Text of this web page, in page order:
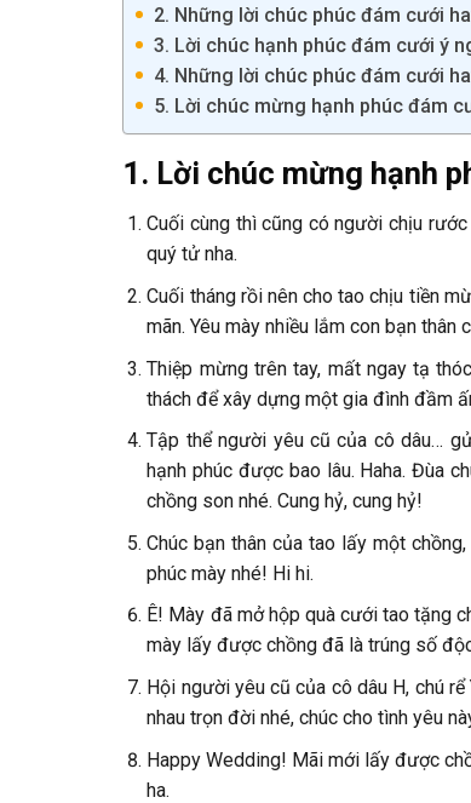
2. Những lời chúc phúc đám cưới
3. Lời chúc hạnh phúc đám cưới ý
4. Những lời chúc phúc đám cưới
5. Lời chúc mừng hạnh phúc đám
1. Lời chúc mừng hạnh
Cuối cùng thì cũng có người chịu
quý tử nha.
Cuối tháng rồi nên cho tao chịu tiền
mãn. Yêu mày nhiều lắm con bạn thân
Thiệp mừng trên tay, mất ngay tạ
thách để xây dựng một gia đình đầm
Tập thể người yêu cũ của cô dâu…
hạnh phúc được bao lâu. Haha. Đùa
chồng son nhé. Cung hỷ, cung hỷ!
Chúc bạn thân của tao lấy một
phúc mày nhé! Hi hi.
Ê! Mày đã mở hộp quà cưới tao tặng
mày lấy được chồng đã là trúng số
Hội người yêu cũ của cô dâu H, chú
nhau trọn đời nhé, chúc cho tình yêu
Happy Wedding! Mãi mới lấy được
ha.